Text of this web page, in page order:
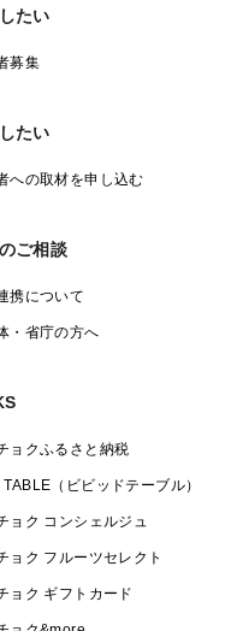
たい
募集
たい
への取材を申し込む
ご相談
携について
・省庁の方へ
ョクふるさと納税
（ビビッドテーブル）
ョク コンシェルジュ
ョク フルーツセレクト
ョク ギフトカード